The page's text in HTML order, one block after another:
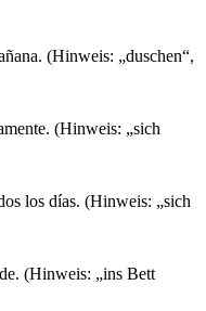
(Hinweis: „duschen“,
(Hinweis: „sich
los días. (Hinweis: „sich
(Hinweis: „ins Bett